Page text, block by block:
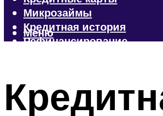
Микрозаймы
Кредитная история
Рефинансирование
Меню